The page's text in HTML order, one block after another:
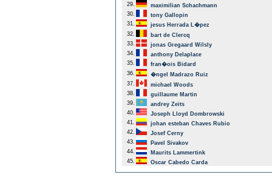
29.
maximilian Schachmann
30.
tony Gallopin
31.
jesus Herrada L�pez
32.
bart de Clercq
33.
jonas Gregaard Wilsly
34.
anthony Delaplace
35.
fran�ois Bidard
36.
�ngel Madrazo Ruiz
37.
michael Woods
38.
guillaume Martin
39.
andrey Zeits
40.
Joseph Lloyd Dombrowski
41.
johan esteban Chaves Rubio
42.
Josef Cerny
43.
Pavel Sivakov
44.
Maurits Lammertink
45.
Oscar Cabedo Carda